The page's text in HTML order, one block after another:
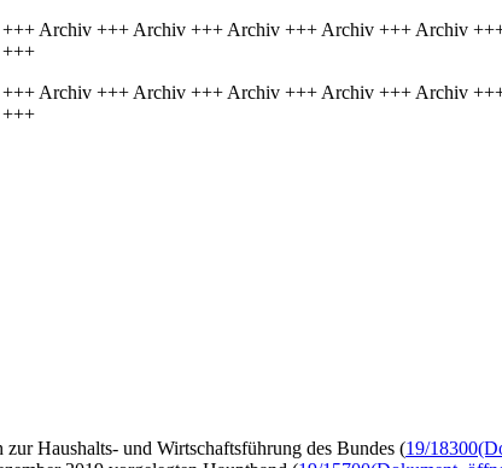
Archiv +++ Archiv +++ Archiv +++ Archiv +++ Archiv
Archiv +++ Archiv +++ Archiv +++ Archiv +++ Archiv
Haushalts- und Wirtschaftsführung des Bundes (19/18300